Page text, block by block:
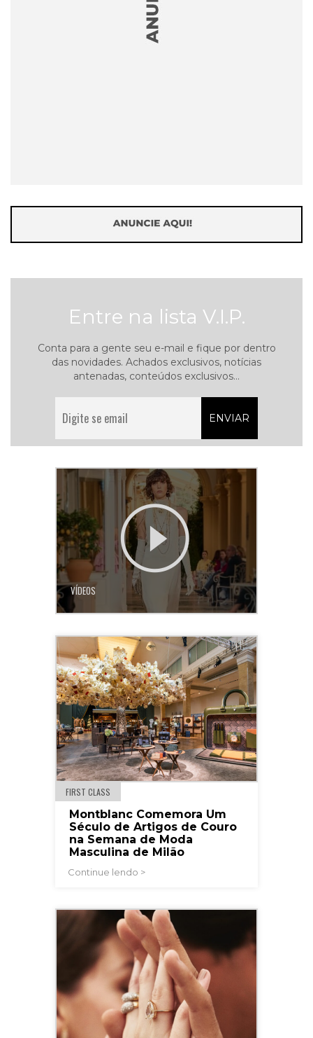
Entre na lista V.I.P.
Conta para a gente seu e-mail e fique por dentro
das novidades. Achados exclusivos, notícias
antenadas, conteúdos exclusivos...
VÍDEOS
FIRST CLASS
Montblanc Comemora Um
Século de Artigos de Couro
na Semana de Moda
Masculina de Milão
Continue lendo >